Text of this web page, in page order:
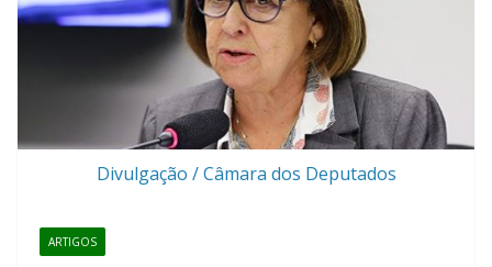
Divulgação / Câmara dos Deputados
ARTIGOS